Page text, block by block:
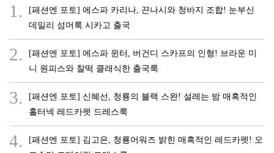
1.
[패션엔 포토] 에스파 카리나, 끈나시와 청바지 조합! 눈부신
데일리 섬머룩 시카고 출국
2.
[패션엔 포토] 에스파 윈터, 버건디 스카프의 인형! 브라운 미
니 원피스와 찰떡 클래식한 출국룩
3.
[패션엔 포토] 신혜선, 청룡의 블랙 스완! 설레는 밤 매혹적인
홀터넥 레드카펫 드레스룩
4.
[패션엔 포토] 김고은, 청룡어워즈 밝힌 매혹적인 레드카펫! 오